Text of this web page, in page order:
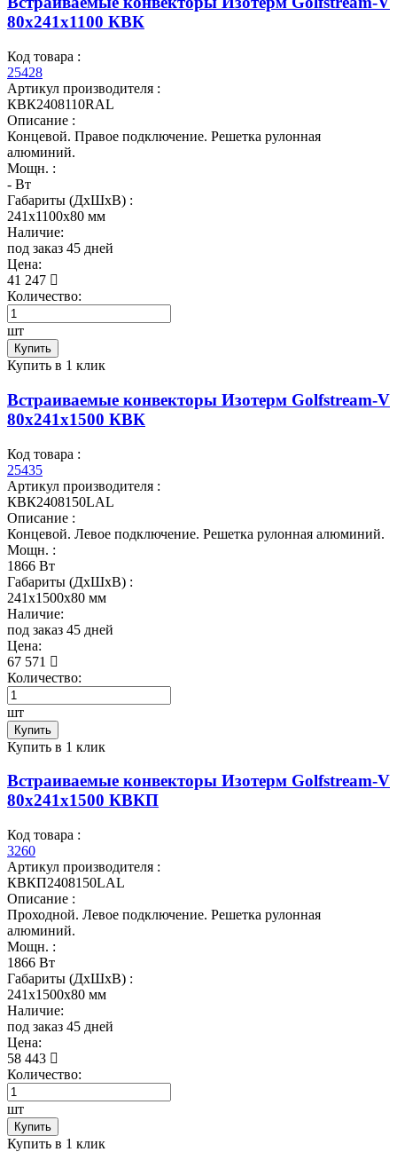
80x241x1100 КВК
Код товара :
25428
Артикул производителя :
КВК2408110RAL
Описание :
Концевой. Правое подключение. Решетка рулонная
алюминий.
Мощн. :
- Вт
Габариты (ДхШхВ) :
241x1100x80 мм
Наличие:
под заказ 45 дней
Цена:
41 247
Количество:
шт
Купить
Купить в 1 клик
Встраиваемые конвекторы Изотерм Golfstream-V
80x241x1500 КВК
Код товара :
25435
Артикул производителя :
КВК2408150LAL
Описание :
Концевой. Левое подключение. Решетка рулонная алюминий.
Мощн. :
1866 Вт
Габариты (ДхШхВ) :
241x1500x80 мм
Наличие:
под заказ 45 дней
Цена:
67 571
Количество:
шт
Купить
Купить в 1 клик
Встраиваемые конвекторы Изотерм Golfstream-V
80x241x1500 КВКП
Код товара :
3260
Артикул производителя :
КВКП2408150LAL
Описание :
Проходной. Левое подключение. Решетка рулонная
алюминий.
Мощн. :
1866 Вт
Габариты (ДхШхВ) :
241x1500x80 мм
Наличие:
под заказ 45 дней
Цена:
58 443
Количество:
шт
Купить
Купить в 1 клик